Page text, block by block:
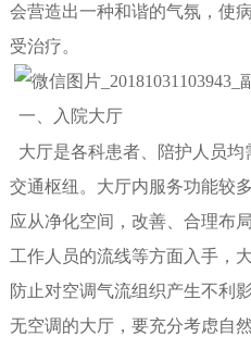
会营造出一种和谐的气氛，使
受治疗。
一、入院大厅
大厅是各科患者、陪护人员
交通枢纽。大厅内服务功能较
应从净化空间，改善、合理布
工作人员的流线等方面入手，
防止对空调气流组织产生不利
无空调的大厅，要充分考虑自